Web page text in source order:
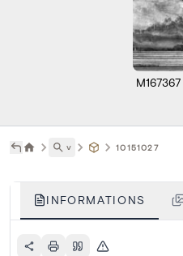
M167367
˅ 10151027
INFORMATIONS